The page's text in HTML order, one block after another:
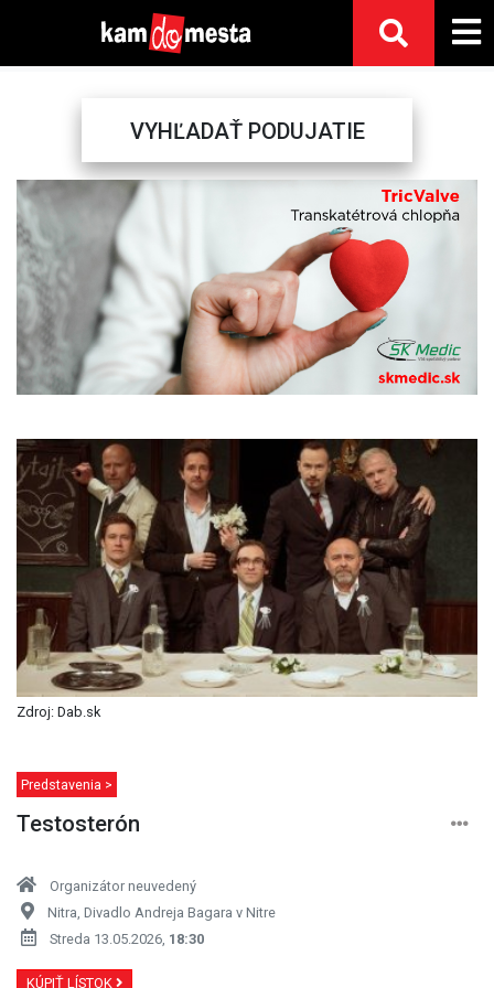
VYHĽADAŤ PODUJATIE
Previous
Zdroj: Dab.sk
Predstavenia >
Testosterón
Organizátor neuvedený
Nitra, Divadlo Andreja Bagara v Nitre
Streda 13.05.2026, 18:30
KÚPIŤ LÍSTOK